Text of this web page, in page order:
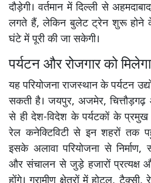
दौड़ेगी। वर्तमान में दिल्ली से
लगते हैं, लेकिन बुलेट ट्रेन शुरू होने
घंटे में पूरी की जा सकेगी।
पर्यटन और रोजगार को
यह परियोजना राजस्थान के पर्यटन
सकती है। जयपुर, अजमेर,
से ही देश-विदेश के पर्यटकों के प्रमुख
रेल कनेक्टिविटी से इन शहरों तक
इसके अलावा परियोजना से
और संचालन से जुड़े हजारों प्रत्यक्ष